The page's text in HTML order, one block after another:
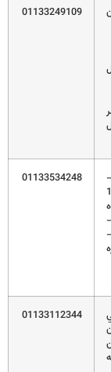
01133249109
01133534248
01133112344